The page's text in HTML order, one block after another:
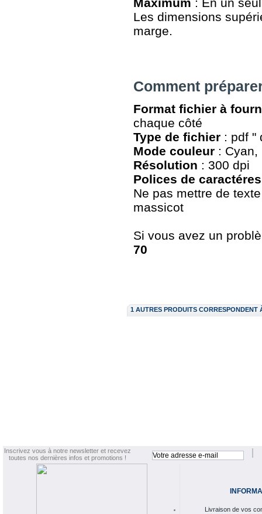
Les dimensions
marge.
Comment
Format fichier à
chaque côté
Type de fichier : pdf "
Mode couleur :
Résolution : 300 dpi
Polices de caractéres
Ne pas mettre de
massicot
Si vous avez un
70
1 AUTRES PRODUITS CORRESPONDENT
Inscrivez vous à notre newsletter et recevez
toutes nos dernières infos et promotions !
Livraison de vos